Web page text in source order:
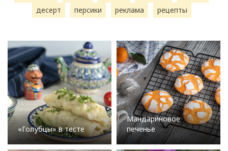
десерт
персики реклама рецепты
«Голубцы» в тесте
Мандариновое
печенье